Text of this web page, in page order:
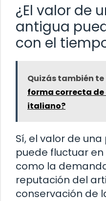
¿El valor de
antigua
con el
Quizás también te
forma correcta de
italiano?
Sí, el valor de
puede fluctuar
como la
reputación del
conservación de